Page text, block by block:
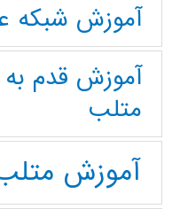
آموزش شبکه
آموزش قدم به
متلب
آموزش